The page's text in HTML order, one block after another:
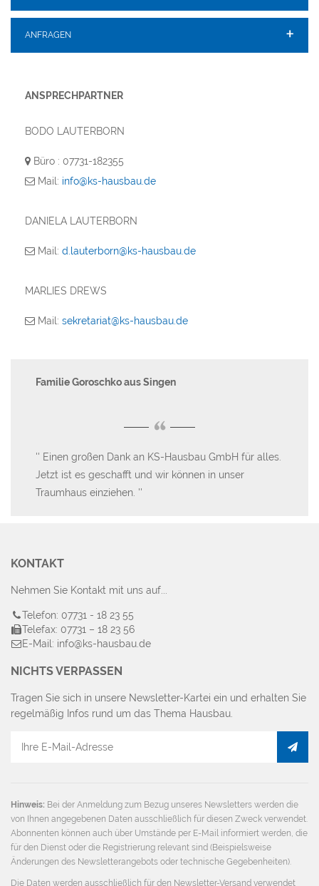
ANFRAGEN
ANSPRECHPARTNER
BODO LAUTERBORN
Büro : 07731-182355
Mail: info@ks-hausbau.de
DANIELA LAUTERBORN
Mail: d.lauterborn@ks-hausbau.de
MARLIES DREWS
Mail: sekretariat@ks-hausbau.de
Familie Goroschko aus Singen
“
Einen großen Dank an KS-Hausbau GmbH für alles.
Jetzt ist es geschafft und wir können in unser
Traumhaus einziehen.
KONTAKT
Nehmen Sie Kontakt mit uns auf...
Telefon: 07731 - 18 23 55
Telefax: 07731 – 18 23 56
E-Mail: info@ks-hausbau.de
NICHTS VERPASSEN
Tragen Sie sich in unsere Newsletter-Kartei ein und erhalten Sie
regelmäßig Infos rund um das Thema Hausbau.
Hinweis: Bei der Anmeldung zum Bezug unseres Newsletters werden die
von Ihnen angegebenen Daten ausschließlich für diesen Zweck verwendet.
Abonnenten können auch über Umstände per E-Mail informiert werden, die
für den Dienst oder die Registrierung relevant sind (Beispielsweise
Änderungen des Newsletterangebots oder technische Gegebenheiten).
Die Daten werden ausschließlich für den Newsletter-Versand verwendet